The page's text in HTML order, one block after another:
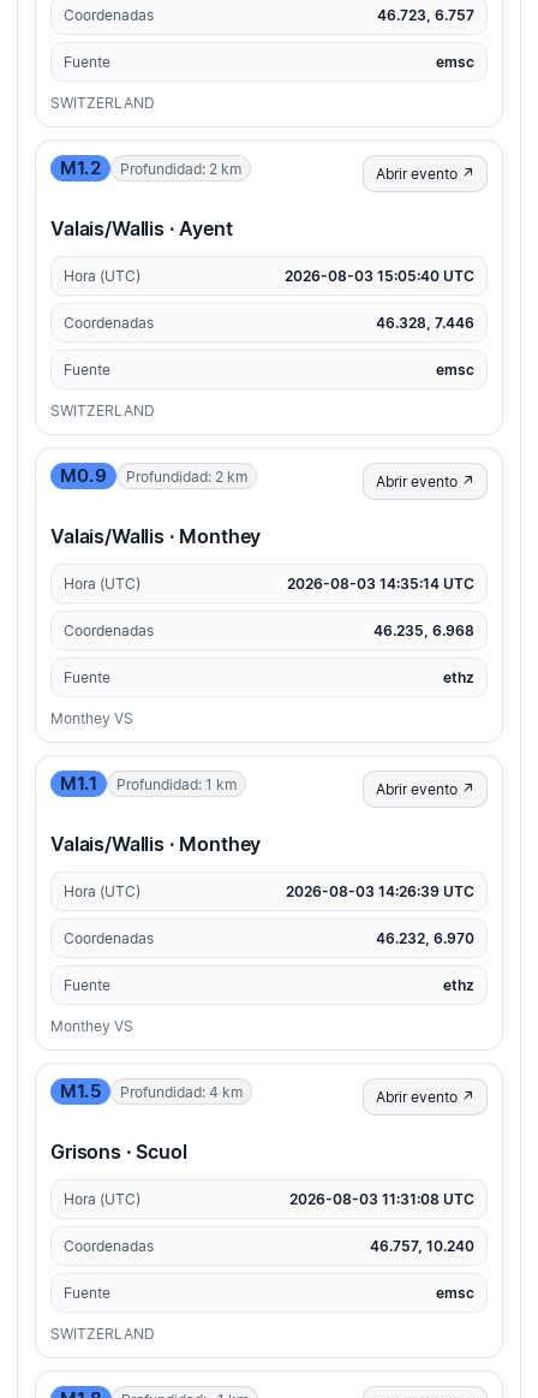
Coordenadas 46.723, 6.757
Fuente emsc
SWITZERLAND
M1.2 Profundidad: 2 km Abrir evento ↗
Valais/Wallis · Ayent
Hora (UTC) 2026-08-03 15:05:40 UTC
Coordenadas 46.328, 7.446
Fuente emsc
SWITZERLAND
M0.9 Profundidad: 2 km Abrir evento ↗
Valais/Wallis · Monthey
Hora (UTC) 2026-08-03 14:35:14 UTC
Coordenadas 46.235, 6.968
Fuente ethz
Monthey VS
M1.1 Profundidad: 1 km Abrir evento ↗
Valais/Wallis · Monthey
Hora (UTC) 2026-08-03 14:26:39 UTC
Coordenadas 46.232, 6.970
Fuente ethz
Monthey VS
M1.5 Profundidad: 4 km Abrir evento ↗
Grisons · Scuol
Hora (UTC) 2026-08-03 11:31:08 UTC
Coordenadas 46.757, 10.240
Fuente emsc
SWITZERLAND